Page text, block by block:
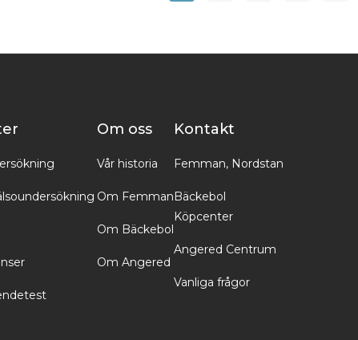
Om oss
Vår historia
Om Femman
Om Bäckebol
Om Angered
Kontakt
Femman, Nordstan
Bäckebol
Köpcenter
Angered Centrum
Vanliga frågor